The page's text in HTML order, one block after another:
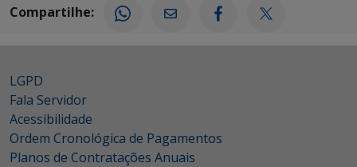
Compartilhe:
LGPD
Fala Servidor
Acessibilidade
Ordem Cronológica de Pagamentos
Planos de Contratações Anuais